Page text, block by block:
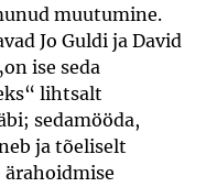
muutumine.
Jo Guldi ja David
ise seda
lihtsalt
sedamööda,
ja tõeliselt